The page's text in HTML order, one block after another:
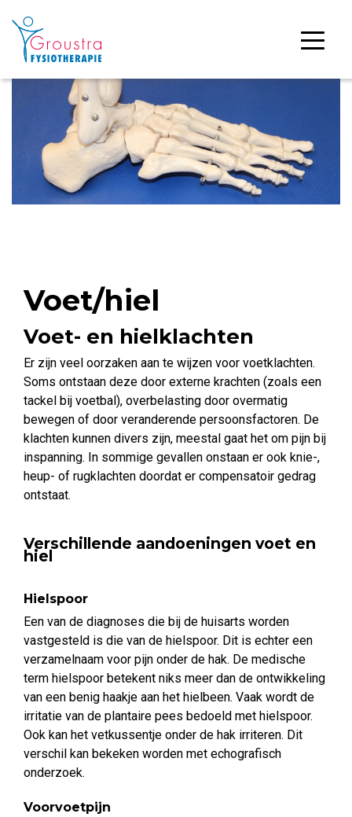
Voet/hiel
Voet- en hielklachten
Er zijn veel oorzaken aan te wijzen voor voetklachten.
Soms ontstaan deze door externe krachten (zoals een
tackel bij voetbal), overbelasting door overmatig
bewegen of door veranderende persoonsfactoren. De
klachten kunnen divers zijn, meestal gaat het om pijn bij
inspanning. In sommige gevallen onstaan er ook knie-,
heup- of rugklachten doordat er compensatoir gedrag
ontstaat.
Verschillende aandoeningen voet en
hiel
Hielspoor
Een van de diagnoses die bij de huisarts worden
vastgesteld is die van de hielspoor. Dit is echter een
verzamelnaam voor pijn onder de hak. De medische
term hielspoor betekent niks meer dan de ontwikkeling
van een benig haakje aan het hielbeen. Vaak wordt de
irritatie van de plantaire pees bedoeld met hielspoor.
Ook kan het vetkussentje onder de hak irriteren. Dit
verschil kan bekeken worden met echografisch
onderzoek.
Voorvoetpijn